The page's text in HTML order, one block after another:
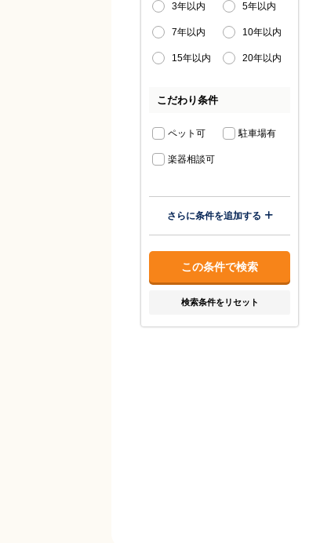
3年以内 5年以内
7年以内 10年以内
15年以内 20年以内
こだわり条件
ペット可 駐車場有
楽器相談可
さらに条件を追加する
検索条件をリセット